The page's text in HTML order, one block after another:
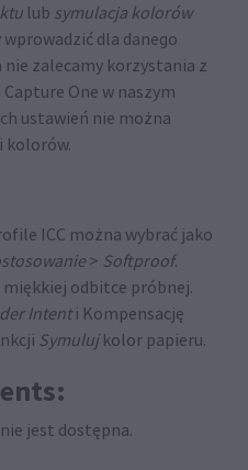
lub symulacja kolorów
dla danego
nie zalecamy korzystania z
One w naszym
ustawień nie można
kolorów.
ICC można wybrać jako
> Softproof.
miękkiej odbitce próbnej.
Intenti Kompensację
Symulujkolor papieru.
jest dostępna.